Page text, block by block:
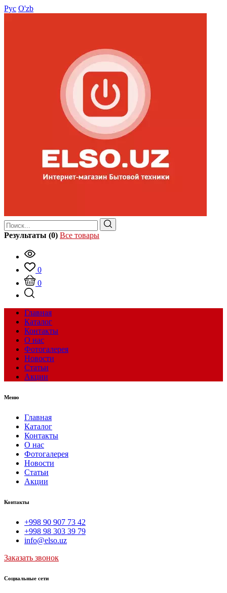
Рус O'zb
Результаты (0) Все товары
0
0
Главная
Каталог
Контакты
О нас
Фотогалерея
Новости
Статьи
Акции
Меню
Главная
Каталог
Контакты
О нас
Фотогалерея
Новости
Статьи
Акции
Контакты
+998 90 907 73 42
+998 98 303 39 79
info@elso.uz
Заказать звонок
Социальные сети